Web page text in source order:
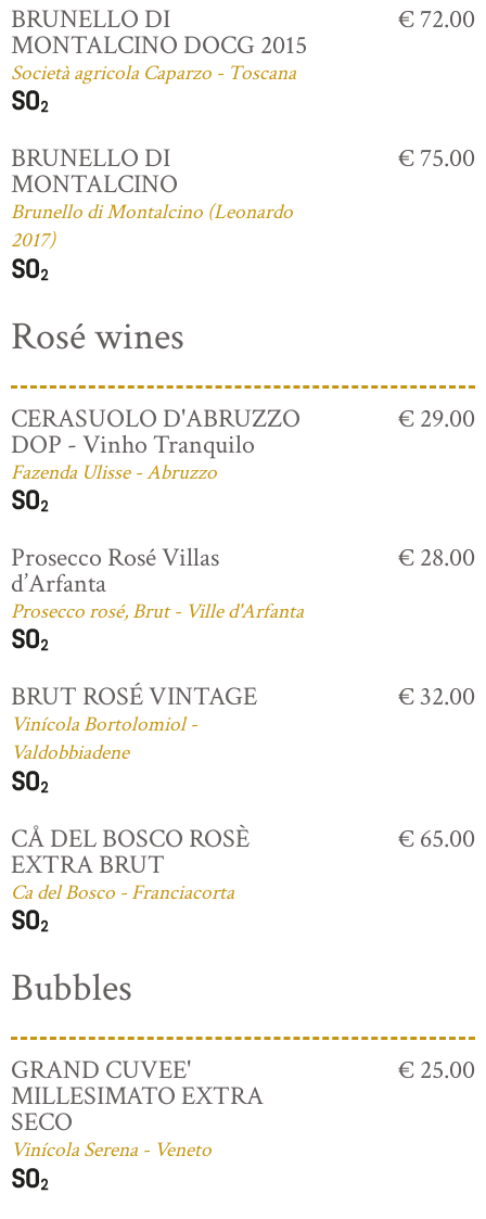
BRUNELLO DI
MONTALCINO DOCG 2015
Società agricola Caparzo - Toscana
€ 72.00
BRUNELLO DI
MONTALCINO
Brunello di Montalcino (Leonardo
2017)
€ 75.00
Rosé wines
CERASUOLO D'ABRUZZO
DOP - Vinho Tranquilo
Fazenda Ulisse - Abruzzo
€ 29.00
Prosecco Rosé Villas
d’Arfanta
Prosecco rosé, Brut - Ville d'Arfanta
€ 28.00
BRUT ROSÉ VINTAGE
Vinícola Bortolomiol -
Valdobbiadene
€ 32.00
CÅ DEL BOSCO ROSÈ
EXTRA BRUT
Ca del Bosco - Franciacorta
€ 65.00
Bubbles
GRAND CUVEE'
MILLESIMATO EXTRA
SECO
Vinícola Serena - Veneto
€ 25.00